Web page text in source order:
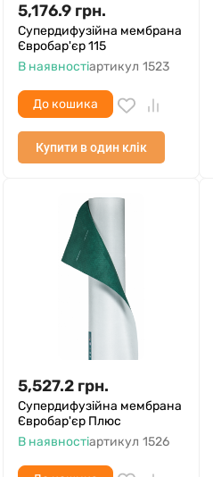
5,176.9 грн.
Супердифузійна мембрана
Євробар'єр 115
В наявностіартикул 1523
До кошика
Купити в один клік
5,527.2 грн.
Супердифузійна мембрана
Євробар'єр Плюс
В наявностіартикул 1526